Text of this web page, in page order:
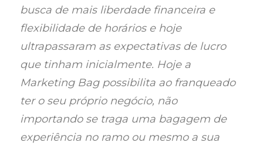
busca de mais liberdade financeira e
flexibilidade de horários e hoje
ultrapassaram as expectativas de lucro
que tinham inicialmente. Hoje a
Marketing Bag possibilita ao franqueado
ter o seu próprio negócio, não
importando se traga uma bagagem de
experiência no ramo ou mesmo a sua